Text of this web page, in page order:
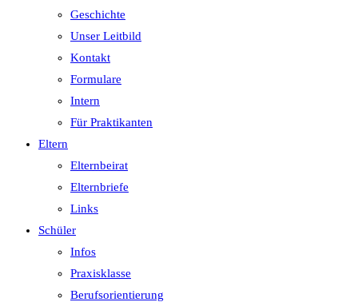
Geschichte
Unser Leitbild
Kontakt
Formulare
Intern
Für Praktikanten
Eltern
Elternbeirat
Elternbriefe
Links
Schüler
Infos
Praxisklasse
Berufsorientierung